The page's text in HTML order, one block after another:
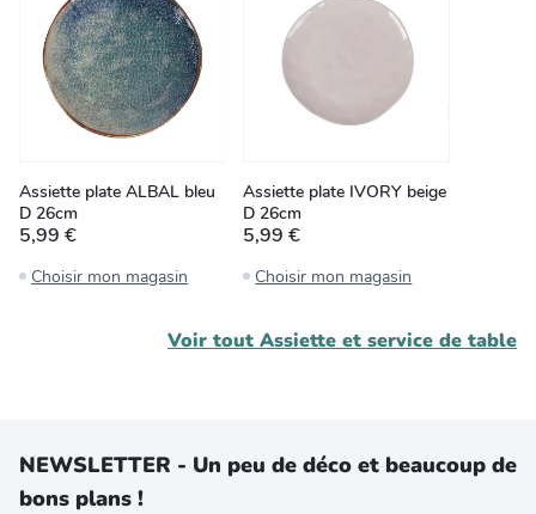
Assiette plate ALBAL bleu
D 26cm
5,99 €
Choisir mon magasin
Assiette plate IVORY beige
D 26cm
5,99 €
Choisir mon magasin
Voir tout Assiette et service de table
NEWSLETTER - Un peu de déco et beaucoup de
bons plans !